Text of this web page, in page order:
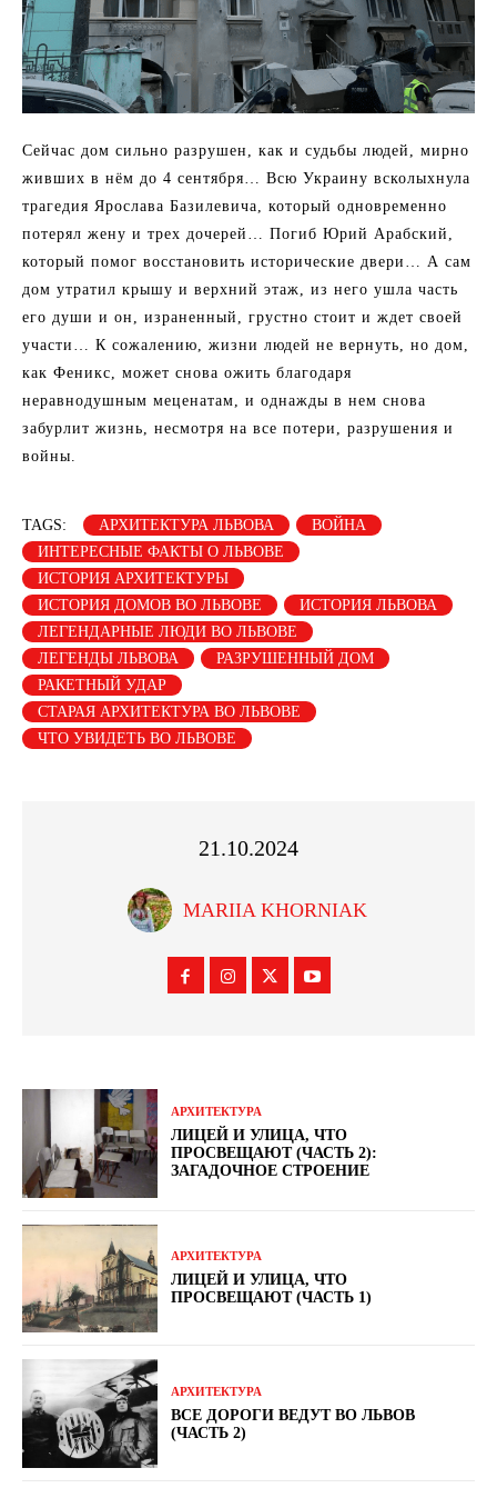
Сейчас дом сильно разрушен, как и судьбы людей, мирно
живших в нём до 4 сентября… Всю Украину всколыхнула
трагедия Ярослава Базилевича, который одновременно
потерял жену и трех дочерей… Погиб Юрий Арабский,
который помог восстановить исторические двери… А сам
дом утратил крышу и верхний этаж, из него ушла часть
его души и он, израненный, грустно стоит и ждет своей
участи… К сожалению, жизни людей не вернуть, но дом,
как Феникс, может снова ожить благодаря
неравнодушным меценатам, и однажды в нем снова
забурлит жизнь, несмотря на все потери, разрушения и
войны.
TAGS: АРХИТЕКТУРА ЛЬВОВА
ВОЙНА
ИНТЕРЕСНЫЕ ФАКТЫ О ЛЬВОВЕ
ИСТОРИЯ АРХИТЕКТУРЫ
ИСТОРИЯ ДОМОВ ВО ЛЬВОВЕ
ИСТОРИЯ ЛЬВОВА
ЛЕГЕНДАРНЫЕ ЛЮДИ ВО ЛЬВОВЕ
ЛЕГЕНДЫ ЛЬВОВА
РАЗРУШЕННЫЙ ДОМ
РАКЕТНЫЙ УДАР
СТАРАЯ АРХИТЕКТУРА ВО ЛЬВОВЕ
ЧТО УВИДЕТЬ ВО ЛЬВОВЕ
21.10.2024
MARIIA KHORNIAK
АРХИТЕКТУРА
ЛИЦЕЙ И УЛИЦА, ЧТО
ПРОСВЕЩАЮТ (ЧАСТЬ 2):
ЗАГАДОЧНОЕ СТРОЕНИЕ
АРХИТЕКТУРА
ЛИЦЕЙ И УЛИЦА, ЧТО
ПРОСВЕЩАЮТ (ЧАСТЬ 1)
АРХИТЕКТУРА
ВСЕ ДОРОГИ ВЕДУТ ВО ЛЬВОВ
(ЧАСТЬ 2)